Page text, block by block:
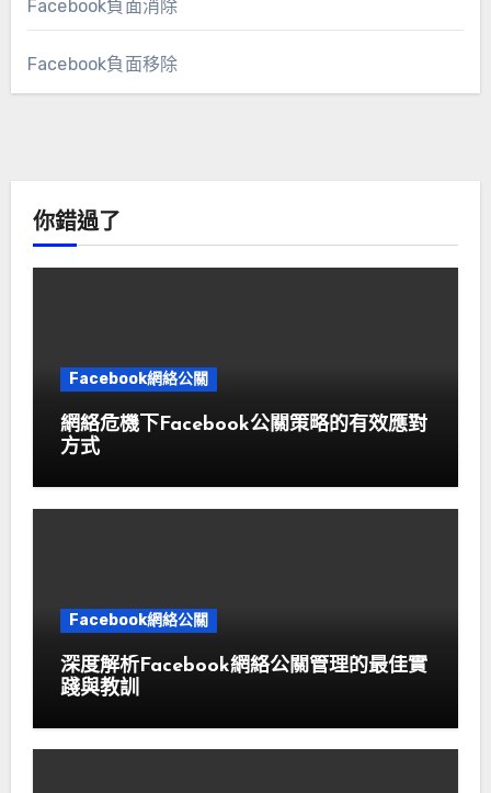
Facebook負面消除
Facebook負面移除
你錯過了
Facebook網絡公關
網絡危機下Facebook公關策略的有效應對
方式
Facebook網絡公關
深度解析Facebook網絡公關管理的最佳實
踐與教訓